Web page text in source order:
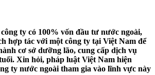
ty có 100% vốn đầu tư nước ngoài,
hợp tác với một công ty tại Việt Nam để
cơ sở dưỡng lão, cung cấp dịch vụ
Xin hỏi, pháp luật Việt Nam hiện
ty nước ngoài tham gia vào lĩnh vực này